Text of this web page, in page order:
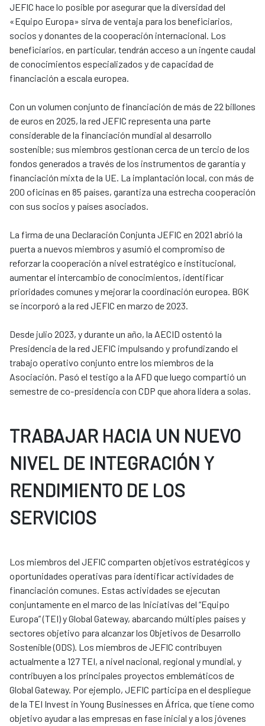
JEFIC hace lo posible por asegurar que la diversidad del
«Equipo Europa» sirva de ventaja para los beneficiarios,
socios y donantes de la cooperación internacional. Los
beneficiarios, en particular, tendrán acceso a un ingente caudal
de conocimientos especializados y de capacidad de
financiación a escala europea.
Con un volumen conjunto de financiación de más de 22 billones
de euros en 2025, la red JEFIC representa una parte
considerable de la financiación mundial al desarrollo
sostenible; sus miembros gestionan cerca de un tercio de los
fondos generados a través de los instrumentos de garantía y
financiación mixta de la UE. La implantación local, con más de
200 oficinas en 85 países, garantiza una estrecha cooperación
con sus socios y países asociados.
La firma de una Declaración Conjunta JEFIC en 2021 abrió la
puerta a nuevos miembros y asumió el compromiso de
reforzar la cooperación a nivel estratégico e institucional,
aumentar el intercambio de conocimientos, identificar
prioridades comunes y mejorar la coordinación europea. BGK
se incorporó a la red JEFIC en marzo de 2023.
Desde julio 2023, y durante un año, la AECID ostentó la
Presidencia de la red JEFIC impulsando y profundizando el
trabajo operativo conjunto entre los miembros de la
Asociación. Pasó el testigo a la AFD que luego compartió un
semestre de co-presidencia con CDP que ahora lidera a solas.
TRABAJAR HACIA UN NUEVO
NIVEL DE INTEGRACIÓN Y
RENDIMIENTO DE LOS
SERVICIOS
Los miembros del JEFIC comparten objetivos estratégicos y
oportunidades operativas para identificar actividades de
financiación comunes. Estas actividades se ejecutan
conjuntamente en el marco de las Iniciativas del “Equipo
Europa” (TEI) y Global Gateway, abarcando múltiples países y
sectores objetivo para alcanzar los Objetivos de Desarrollo
Sostenible (ODS). Los miembros de JEFIC contribuyen
actualmente a 127 TEI, a nivel nacional, regional y mundial, y
contribuyen a los principales proyectos emblemáticos de
Global Gateway. Por ejemplo, JEFIC participa en el despliegue
de la TEI Invest in Young Businesses en África, que tiene como
objetivo ayudar a las empresas en fase inicial y a los jóvenes